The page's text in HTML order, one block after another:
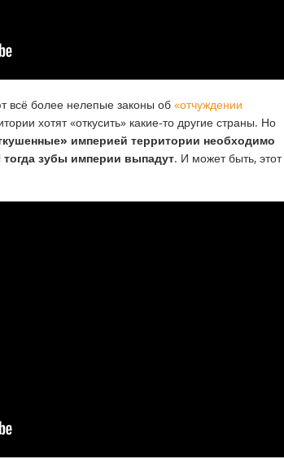
всё более нелепые законы об «отчуждении
хотят «откусить» какие-то другие страны. Но
империей территории необходимо
зубы империи выпадут. И может быть, этот